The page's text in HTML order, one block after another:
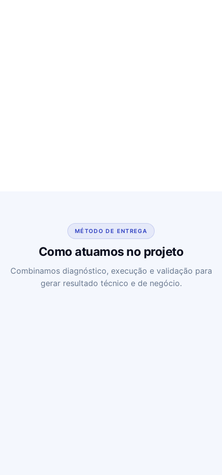
MÉTODO DE ENTREGA
Como atuamos no projeto
Combinamos diagnóstico, execução e validação para
gerar resultado técnico e de negócio.